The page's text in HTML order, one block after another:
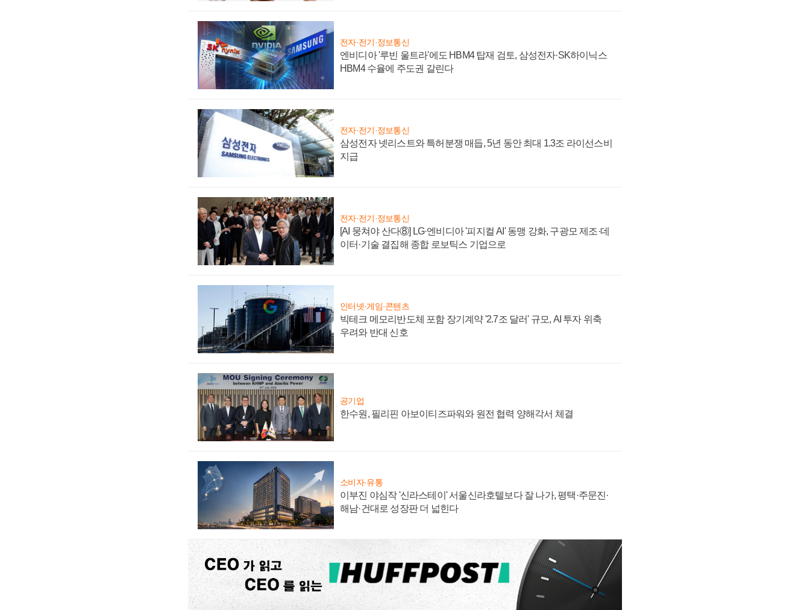
전자·전기·정보통신
엔비디아 '루빈 울트라'에도 HBM4 탑재 검토, 삼성전자·SK하이닉스
HBM4 수율에 주도권 갈린다
전자·전기·정보통신
삼성전자 넷리스트와 특허분쟁 매듭, 5년 동안 최대 1.3조 라이선스비
지급
전자·전기·정보통신
[AI 뭉쳐야 산다⑧] LG·엔비디아 '피지컬 AI' 동맹 강화, 구광모 제조·데
이터·기술 결집해 종합 로보틱스 기업으로
인터넷·게임·콘텐츠
빅테크 메모리반도체 포함 장기계약 '2.7조 달러' 규모, AI 투자 위축
우려와 반대 신호
공기업
한수원, 필리핀 아보이티즈파워와 원전 협력 양해각서 체결
소비자·유통
이부진 야심작 '신라스테이' 서울신라호텔보다 잘 나가, 평택·주문진·
해남·건대로 성장판 더 넓힌다